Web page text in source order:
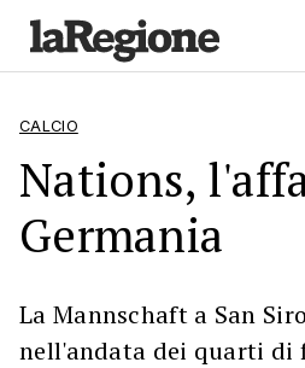
CALCIO
Nations,
Germania
La Mannschaft a San
nell'andata dei quarti di